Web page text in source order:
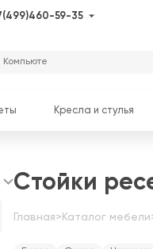
59-35
Кресла и стулья
Стойки
Главная> Каталог мебели